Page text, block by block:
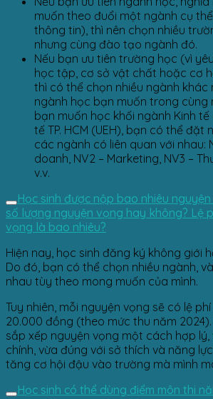
muốn theo đuổi một ngành cụ
thông tin), thì nên chọn nhiều
nhưng cùng đào tạo ngành đó.
Nếu bạn ưu tiên trường học (vì
học tập, cơ sở vật chất hoặc cơ
thì có thể chọn nhiều ngành khác
ngành học bạn muốn trong cùng
bạn muốn học khối ngành Kinh
tế TP. HCM (UEH), bạn có thể đặt
các ngành có liên quan với nhau:
doanh, NV2 – Marketing, NV3 –
v.v.
Học sinh được nộp bao nhiêu
số lượng nguyện vọng hay không? Lệ
vọng là bao nhiêu?
Hiện nay, học sinh đăng ký không giới
Do đó, bạn có thể chọn nhiều ngành,
nhau tùy theo mong muốn của mình.
Tuy nhiên, mỗi nguyện vọng sẽ có lệ
20.000 đồng (theo mức thu năm
sắp xếp nguyện vọng một cách hợp
chính, vừa đúng với sở thích và năng
tăng cơ hội đậu vào trường mà mình
Học sinh có thể dùng điểm môn thi